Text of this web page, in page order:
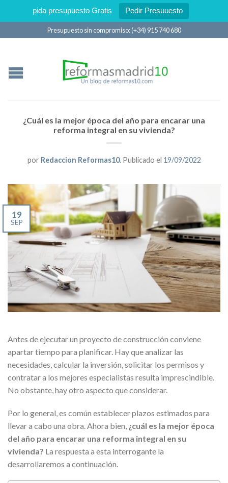
pida presupuesto Gratis Pedir Presuuesto
Presupuesto sin compromiso: (+34) 915 740 680
¿Cuál es la mejor época del año para encarar una
reforma integral en su vivienda?
por Redaccion Reformas10.Publicado el 19/09/2022
19
SEP
Antes de ejecutar un proyecto de construcción conviene
apartar tiempo para planificar. Hay que analizar las
necesidades, calcular la inversión, solicitar los permisos y
contratar a los mejores especialistas resulta imprescindible.
No obstante, hay otro aspecto que considerar.
Por lo general, es común establecer plazos estimados para
llevar a cabo una obra. Ahora bien, ¿cuál es la mejor época
del año para encarar una reforma integral en su
vivienda? La respuesta a esta interrogante la
desarrollaremos a continuación.